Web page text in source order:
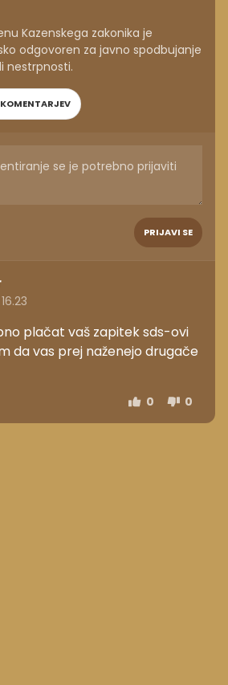
Kazenskega zakonika je
odgovoren za javno spodbujanje
nestrpnosti.
PRIJAVI SE
plačat vaš zapitek sds-ovi
da vas prej naženejo drugače
0 0